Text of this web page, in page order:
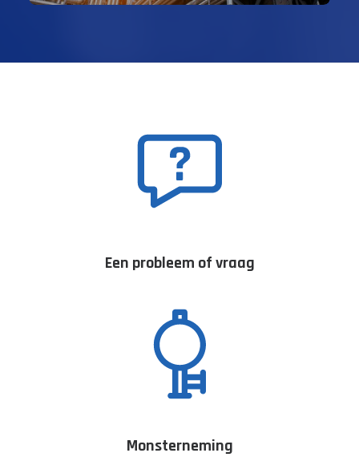
Een probleem of vraag
Monsterneming